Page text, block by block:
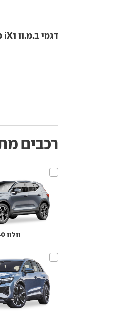
דגמי ב.מ.וו iX1 משנים קודמות
רכבים
וולוו XC40